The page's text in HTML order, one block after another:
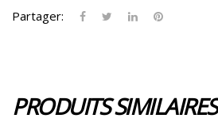
Partager:
PRODUITS SIMILAIRES